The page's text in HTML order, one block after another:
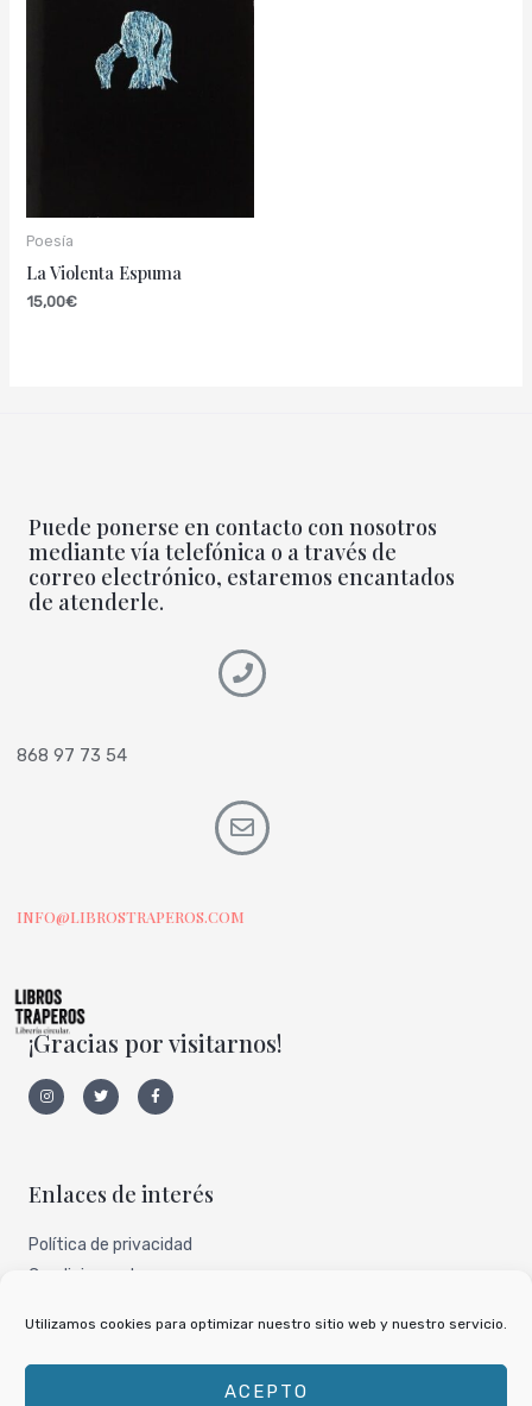
Utilizamos cookies para optimizar nuestro sitio web y nuestro servicio.
ACEPTO
Poesía
La Violenta Espuma
15,00€
Puede ponerse en contacto con nosotros
mediante vía telefónica o a través de
correo electrónico, estaremos encantados
de atenderle.
868 97 73 54
INFO@LIBROSTRAPEROS.COM
¡Gracias por visitarnos!
n
s
t
m
w
i
t
a
c
e
-
f
Enlaces de interés
Política de privacidad
Condiciones de uso
Nuestro perfil de todocoleccion